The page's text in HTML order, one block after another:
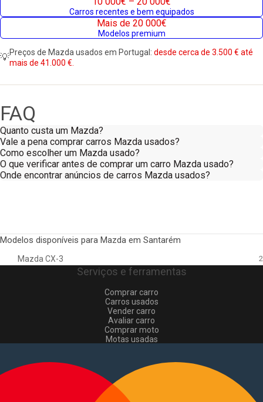
Carros recentes e bem equipados
Mais de 20 000€
Modelos premium
💡Preços de Mazda usados em Portugal: desde cerca de 3.500 € até
mais de 41.000 €.
FAQ
Quanto custa um Mazda?
Vale a pena comprar carros Mazda usados?
Como escolher um Mazda usado?
O que verificar antes de comprar um carro Mazda usado?
Onde encontrar anúncios de carros Mazda usados?
Modelos disponíveis para Mazda em Santarém
Mazda CX-3 2
Serviços e ferramentas
Comprar carro
Carros usados
Vender carro
Avaliar carro
Comprar moto
Motas usadas
Comerciais usados
Vender comerciais
Informações